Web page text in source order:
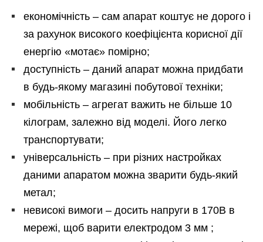
економічність – сам апарат коштує не дорого і
за рахунок високого коефіцієнта корисної дії
енергію «мотає» помірно;
доступність – даний апарат можна придбати
в будь-якому магазині побутової техніки;
мобільність – агрегат важить не більше 10
кілограм, залежно від моделі. Його легко
транспортувати;
універсальність – при різних настройках
даними апаратом можна зварити будь-який
метал;
невисокі вимоги – досить напруги в 170В в
мережі, щоб варити електродом 3 мм ;